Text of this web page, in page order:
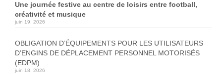
Une journée festive au centre de loisirs entre football,
créativité et musique
juin 19, 2026
OBLIGATION D’ÉQUIPEMENTS POUR LES UTILISATEURS
D’ENGINS DE DÉPLACEMENT PERSONNEL MOTORISÉS
(EDPM)
juin 18, 2026